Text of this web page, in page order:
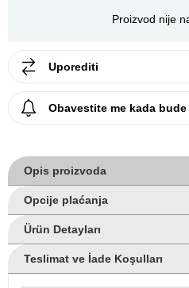
Proizvod nije
Uporediti
Obavestite me kada
Opis proizvoda
Opcije plaćanja
Ürün Detayları
Teslimat ve İade Koşulları